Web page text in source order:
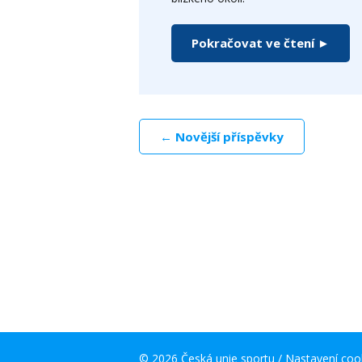
Pokračovat ve čtení ►
← Novější příspěvky
© 2026 Česká unie sportu / Nastavení